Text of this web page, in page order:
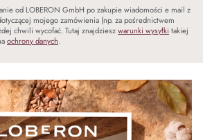
od LOBERON GmbH po zakupie wiadomości e mail z
mojego zamówienia (np. za pośrednictwem
chwili wycofać. Tutaj znajdzieszwarunki wysyłki takiej
ochrony danych.